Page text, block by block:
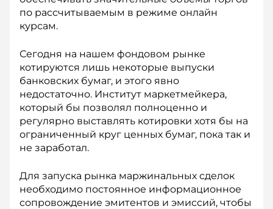
по рассчитываемым в режиме онлайн
курсам.
Сегодня на нашем фондовом рынке
котируются лишь некоторые выпуски
банковских бумаг, и этого явно
недостаточно. Институт маркетмейкера,
который бы позволял полноценно и
регулярно выставлять котировки хотя бы на
ограниченный круг ценных бумаг, пока так и
не заработал.
Для запуска рынка маржинальных сделок
необходимо по­стоянное информационное
со­провождение эмитентов и эмис­сий, чтобы